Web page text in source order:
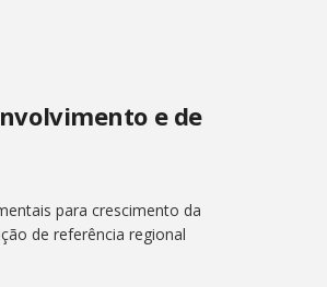
e de
para crescimento da
de referência regional